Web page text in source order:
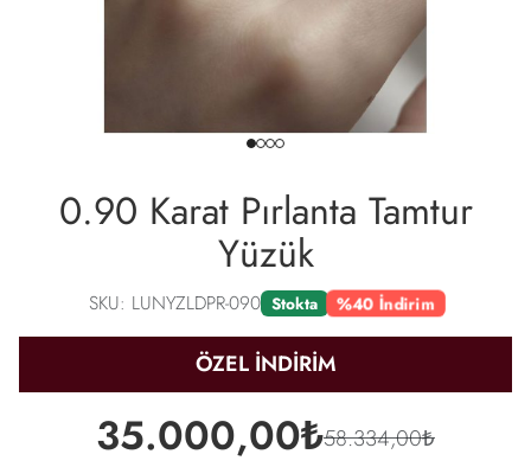
0.90 Karat Pırlanta Tamtur
Yüzük
SKU: LUNYZLDPR-090 Stokta %40 İndirim
ÖZEL İNDİRİM
35.000,00₺58.334,00₺